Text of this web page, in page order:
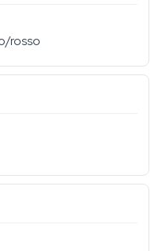
rosso